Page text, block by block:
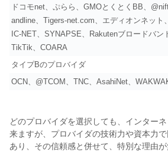
ドコモnet、ぷらら、GMOとくとくBB、
andline、Tigers-net.com、エディオンネット
IC-NET、SYNAPSE、Rakutenブロードバン
TikTik、COARA
タイプBのプロバイダ
OCN、@TCOM、TNC、AsahiNet、
どのプロバイダを選択しても、インター
来ますが、プロバイダの技術力や資本力
あり、その信頼感と併せて、特別な理由